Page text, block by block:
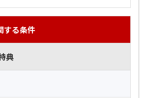
する条件
典